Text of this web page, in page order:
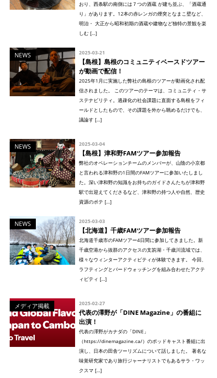
おり、西条駅の南側には７つの酒蔵 が建ち並ぶ、「酒蔵通
り」があります。12本の赤レンガの煙突となまこ壁など、
明治・ 大正から昭和初期の酒蔵や建物など独特の景観を楽
しむ […]
NEWS 2025-03-21
【島根】島根のコミュニティベースドツアー
が動画で配信！
2025年1月に実施した弊社の島根のツアーが動画化され配
信されました。 このツアーのテーマは、コミュニティ・サ
ステナビリティ。過疎化の社会課題に直面する島根をフィ
ールドとしたもので、その課題を外から眺めるだけでも、
議論す […]
NEWS 2025-03-04
【島根】津和野FAMツアー参加報告
弊社のオペレーションチームのメンバーが、山陰の小京都
と言われる津和野の1日間のFAMツアーに参加いたしまし
た。深い津和野の知識をお持ちのガイドさんたちが津和野
駅で出迎えてくださるなど、津和野の持つ人や自然、歴史
資源のポテ […]
NEWS 2025-03-03
【北海道】千歳FAMツアー参加報告
北海道千歳市のFAMツアー4日間に参加してきました。新
千歳空港から抜群のアクセスの支笏湖・千歳川流域では、
様々なウィンターアクティビティが体験できます。 今回、
ラフティングとバードウォッチングを組み合わせたアクテ
ィビティ […]
メディア掲載 2025-02-27
代表の澤野が「DINE Magazine」の番組に
出演！
代表の澤野がカナダの「DINE」
（https://dinemagazine.ca/）のポッドキャスト番組に出
演し、日本の田舎ツーリズムについて話しました。 著名な
味覚研究家であり旅行ジャーナリストでもあるサラ・ワッ
クスマ […]